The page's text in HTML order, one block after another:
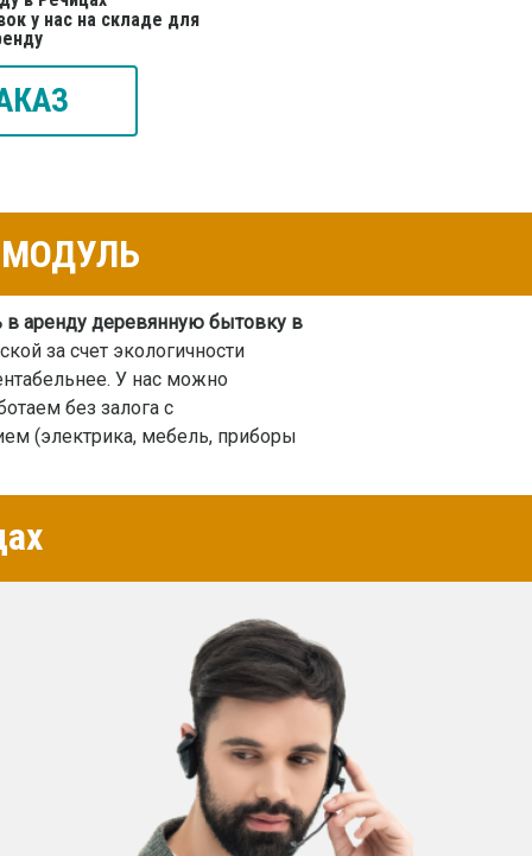
у нас на складе для
МОДУЛЬ
в аренду деревянную бытовку в
за счет экологичности
У нас можно
без залога с
(электрика, мебель, приборы